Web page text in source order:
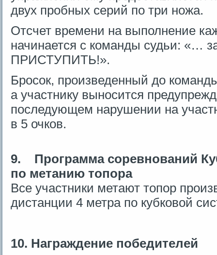
двух пробных серий по три ножа.
Отсчет времени на выполнение
начинается с команды судьи: «…
ПРИСТУПИТЬ!».
Бросок, произведенный до
а участнику выносится
последующем нарушении на
в 5 очков.
9. Программа соревнований
по метанию топора
Все участники метают топор
дистанции 4 метра по кубковой
10. Награждение победителей